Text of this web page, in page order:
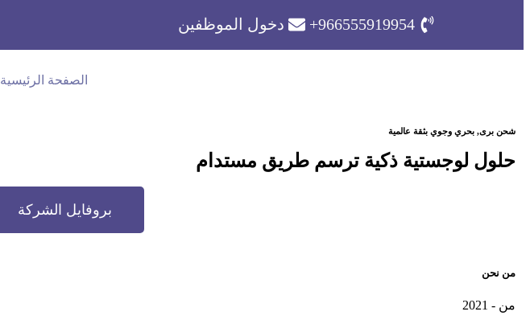
966555919954+ دخول الموظفين
الصفحة الرئيسية
شحن برى, بحري وجوي بثقة عالمية
حلول لوجستية ذكية ترسم طريق مستدام
بروفايل الشركة
من نحن
من - 2021